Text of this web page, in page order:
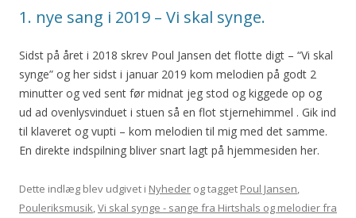
1. nye sang i 2019 – Vi skal synge.
Sidst på året i 2018 skrev Poul Jansen det flotte digt – “Vi skal
synge” og her sidst i januar 2019 kom melodien på godt 2
minutter og ved sent før midnat jeg stod og kiggede op og
ud ad ovenlysvinduet i stuen så en flot stjernehimmel . Gik ind
til klaveret og vupti – kom melodien til mig med det samme.
En direkte indspilning bliver snart lagt på hjemmesiden her.
Dette indlæg blev udgivet i Nyheder og tagget Poul Jansen,
Pouleriksmusik,Vi skal synge - sange fra Hirtshals og melodier fra